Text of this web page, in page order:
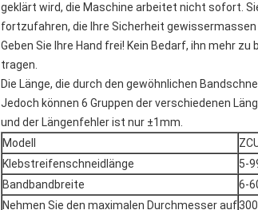
geklärt wird, die Maschine arbeitet nicht sofort.
fortzufahren, die Ihre Sicherheit
Geben Sie Ihre Hand frei! Kein Bedarf, ihn mehr
tragen.
Die Länge, die durch den gewöhnlichen
Jedoch können 6 Gruppen der verschiedenen
und der Längenfehler ist nur ±1mm.
Modell
Klebstreifenschneidlänge
5-
Bandbandbreite
6-
Nehmen Sie den maximalen Durchmesser auf